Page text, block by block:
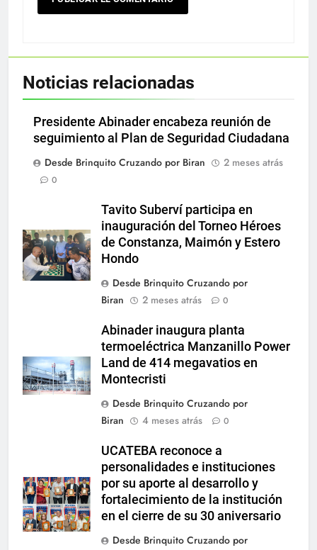
Noticias relacionadas
Presidente Abinader encabeza reunión de
seguimiento al Plan de Seguridad Ciudadana
Desde Brinquito Cruzando por Biran
2 meses atrás
0
Tavito Suberví participa en
inauguración del Torneo Héroes
de Constanza, Maimón y Estero
Hondo
Desde Brinquito Cruzando por
Biran
2 meses atrás 0
Abinader inaugura planta
termoeléctrica Manzanillo Power
Land de 414 megavatios en
Montecristi
Desde Brinquito Cruzando por
Biran
4 meses atrás 0
UCATEBA reconoce a
personalidades e instituciones
por su aporte al desarrollo y
fortalecimiento de la institución
en el cierre de su 30 aniversario
Desde Brinquito Cruzando por